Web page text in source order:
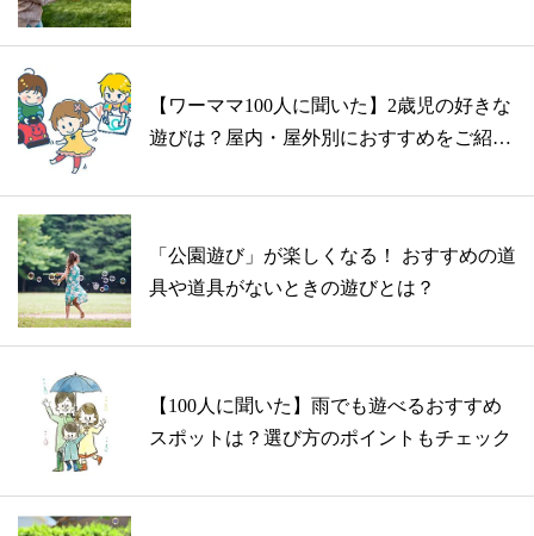
【ワーママ100人に聞いた】2歳児の好きな
遊びは？屋内・屋外別におすすめをご紹
「公園遊び」が楽しくなる！ おすすめの道
具や道具がないときの遊びとは？
【100人に聞いた】雨でも遊べるおすすめ
スポットは？選び方のポイントもチェック